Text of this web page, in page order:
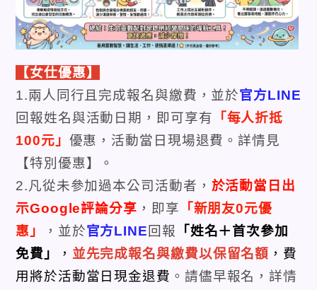
【女仕優惠】
1.兩人同行且完成報名與繳費，並於官方LINE
回報姓名與活動日期，即可享有 「每人折抵
100元」 優惠，活動當日現場退費。詳情見
【特別優惠】。
2.凡從未參加過本公司活動者， 於活動當日出
示Google評論分享 ，即享 「 新朋友0元優
惠 」 ，並於官方LINE 回報 「姓名＋首次參加
免費」
， 並先完成報名與繳費以保留名額 ，費
用將於活動當日現金退費 。請儘早報名，詳情